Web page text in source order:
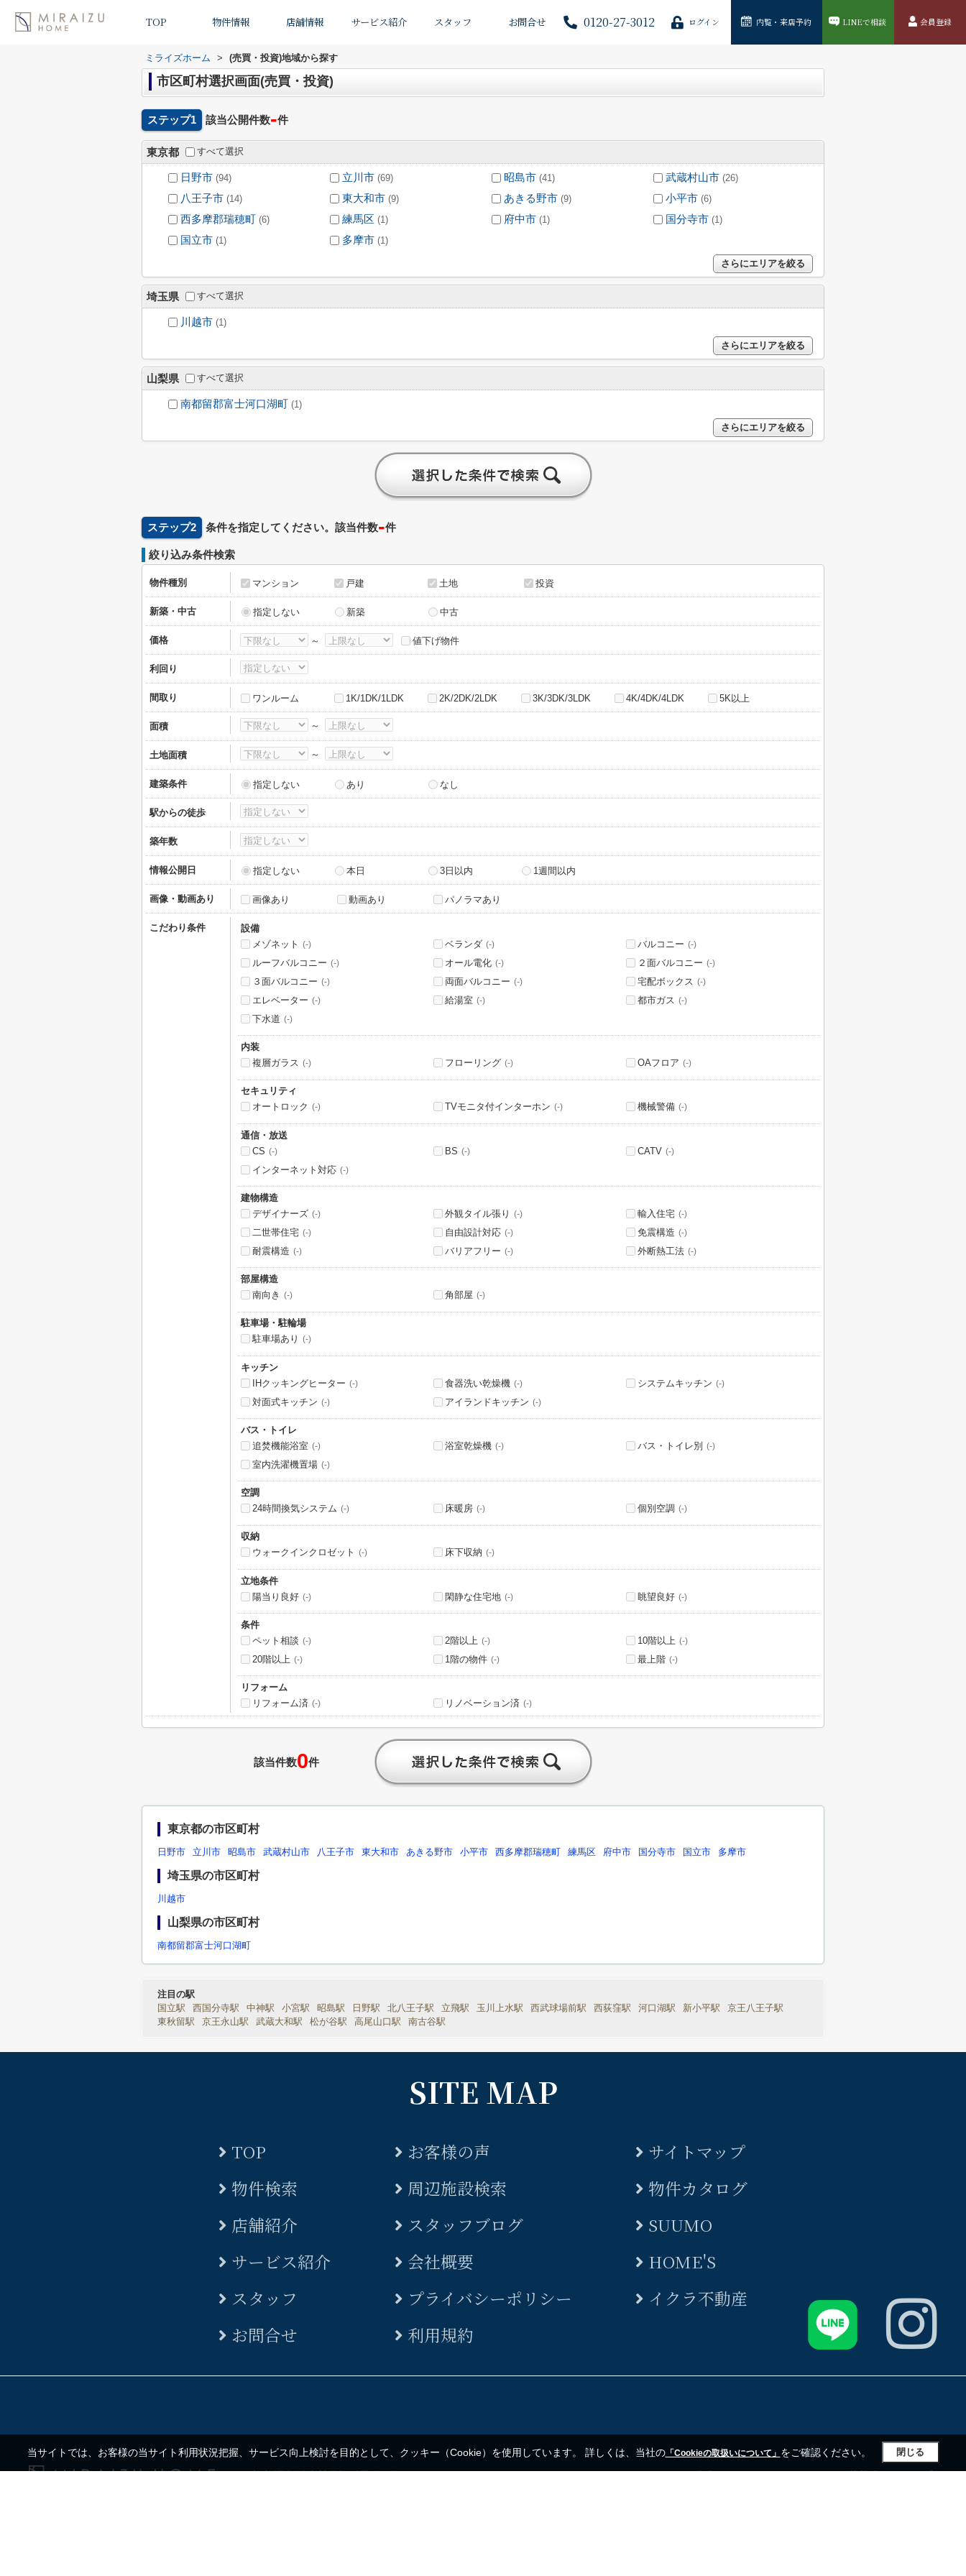
TOP 物件情報 店舗情報 サービス紹介 スタッフ お問合せ 0120-27-3012 ログイン 内覧・来店予約 LINEで相談 会員登録
ミライズホーム > (売買・投資)地域から探す
市区町村選択画面(売買・投資)
ステップ1 該当公開件数-件
東京都 すべて選択
日野市 (94) 立川市 (69) 昭島市 (41) 武蔵村山市 (26)
八王子市 (14) 東大和市 (9) あきる野市 (9) 小平市 (6)
西多摩郡瑞穂町 (6) 練馬区 (1) 府中市 (1) 国分寺市 (1)
国立市 (1) 多摩市 (1)
さらにエリアを絞る
埼玉県 すべて選択
川越市 (1)
さらにエリアを絞る
山梨県 すべて選択
南都留郡富士河口湖町 (1)
さらにエリアを絞る
ステップ2 条件を指定してください。該当件数-件
絞り込み条件検索
物件種別 マンション 戸建 土地 投資
新築・中古 指定しない 新築 中古
価格 ～ 値下げ物件
利回り
間取り ワンルーム 1K/1DK/1LDK 2K/2DK/2LDK 3K/3DK/3LDK 4K/4DK/4LDK 5K以上
面積 ～
土地面積 ～
建築条件 指定しない あり なし
駅からの徒歩
築年数
情報公開日 指定しない 本日 3日以内 1週間以内
画像・動画あり 画像あり 動画あり パノラマあり
こだわり条件
設備
メゾネット
(-) ベランダ (-) バルコニー (-)
ルーフバルコニー (-) オール電化 (-) ２面バルコニー (-)
３面バルコニー (-) 両面バルコニー (-) 宅配ボックス (-)
エレベーター (-) 給湯室 (-) 都市ガス (-)
下水道 (-)
内装
複層ガラス (-) フローリング (-) OAフロア (-)
セキュリティ
オートロック (-) TVモニタ付インターホン (-) 機械警備 (-)
通信・放送
CS (-) BS (-) CATV (-)
インターネット対応 (-)
建物構造
デザイナーズ (-) 外観タイル張り (-) 輸入住宅 (-)
二世帯住宅 (-) 自由設計対応 (-) 免震構造 (-)
耐震構造 (-) バリアフリー (-) 外断熱工法 (-)
部屋構造
南向き
(-) 角部屋 (-)
駐車場・駐輪場
駐車場あり
(-)
キッチン
IHクッキングヒーター (-) 食器洗い乾燥機 (-) システムキッチン (-)
対面式キッチン (-) アイランドキッチン (-)
バス・トイレ
追焚機能浴室 (-) 浴室乾燥機 (-) バス・トイレ別 (-)
室内洗濯機置場 (-)
空調
24時間換気システム (-) 床暖房 (-) 個別空調 (-)
収納
ウォークインクロゼット
(-) 床下収納 (-)
立地条件
陽当り良好 (-) 閑静な住宅地 (-) 眺望良好 (-)
条件
ペット相談 (-) 2階以上 (-) 10階以上 (-)
20階以上 (-) 1階の物件 (-) 最上階 (-)
リフォーム
リフォーム済 (-) リノベーション済 (-)
該当件数0件
東京都の市区町村
日野市 立川市 昭島市 武蔵村山市 八王子市 東大和市 あきる野市 小平市 西多摩郡瑞穂町 練馬区 府中市 国分寺市 国立市 多摩市
埼玉県の市区町村
川越市
山梨県の市区町村
南都留郡富士河口湖町
注目の駅
国立駅
西国分寺駅 中神駅 小宮駅 昭島駅 日野駅 北八王子駅 立飛駅 玉川上水駅 西武球場前駅 西荻窪駅 河口湖駅 新小平駅
京王八王子駅
東秋留駅
京王永山駅 武蔵大和駅 松が谷駅 高尾山口駅 南古谷駅
SITE MAP
TOP
物件検索
店舗紹介
サービス紹介
スタッフ
お問合せ
お客様の声
周辺施設検索
スタッフブログ
会社概要
プライバシーポリシー
利用規約
サイトマップ
物件カタログ
SUUMO
HOME'S
イクラ不動産
東京都立川市錦町2丁目 1-21 Copyright 2020 MIRAIZU HOME All light reserved.
当サイトでは、お客様の当サイト利用状況把握、サービス向上検討を目的として、クッキー（Cookie）を使用しています。 詳しくは、当社の「Cookieの取扱いについて」 をご確認ください。 閉じる